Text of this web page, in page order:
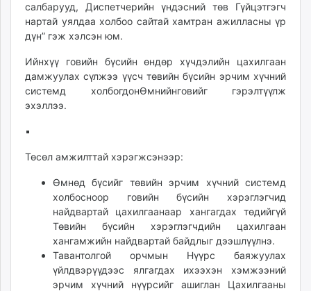
unread.today
салбарууд, Диспетчерийн үндэсний төв Гүйцэтгэгч
нартай уялдаа холбоо сайтай хамтран ажилласны үр
дүн” гэж хэлсэн юм.
Ийнхүү говийн бүсийн өндөр хүчдэлийн цахилгаан
дамжуулах сүлжээ үүсч төвийн бүсийн эрчим хүчний
системд холбогдонӨмнийнговийг гэрэлтүүлж
эхэллээ.
Төсөл амжилттай хэрэгжсэнээр:
Өмнөд бүсийг төвийн эрчим хүчний системд
холбосноор говийн бүсийн хэрэглэгчид
найдвартай цахилгаанаар хангагдах төдийгүй
Төвийн бүсийн хэрэглэгчдийн цахилгаан
хангамжийн найдвартай байдлыг дээшлүүлнэ.
Тавантолгой орчмын Нүүрс баяжуулах
үйлдвэрүүдээс ялгагдах ихээхэн хэмжээний
эрчим хүчний нүүрсийг ашиглан Цахилгааны